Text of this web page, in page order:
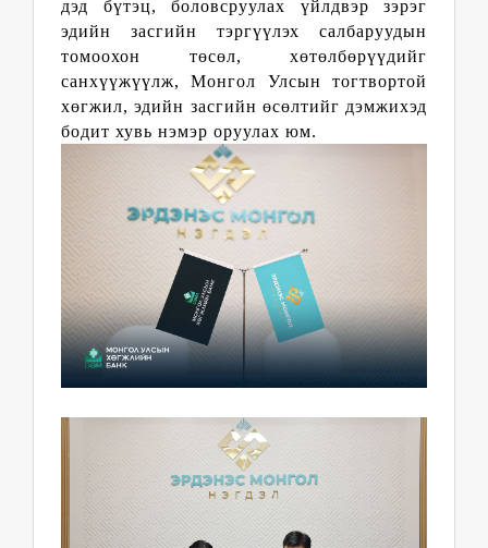
дэд бүтэц, боловсруулах үйлдвэр зэрэг
эдийн засгийн тэргүүлэх салбаруудын
томоохон төсөл, хөтөлбөрүүдийг
санхүүжүүлж, Монгол Улсын тогтвортой
хөгжил, эдийн засгийн өсөлтийг дэмжихэд
бодит хувь нэмэр оруулах юм.